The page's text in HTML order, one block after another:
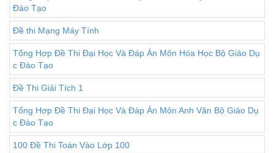
Đào Tạo
Đề thi Mạng Máy Tính
Tổng Hợp Đề Thi Đại Học Và Đáp Án Môn Hóa Học Bộ Giáo Dụ
c Đào Tạo
Đề Thi Giải Tích 1
Tổng Hợp Đề Thi Đại Học Và Đáp Án Môn Anh Văn Bộ Giáo Dụ
c Đào Tạo
100 Đề Thi Toán Vào Lớp 100